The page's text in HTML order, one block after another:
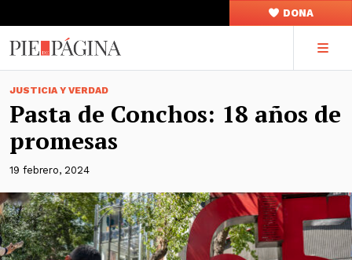
DONA
JUSTICIA Y VERDAD
Pasta de Conchos: 18 años de
promesas
19 febrero, 2024